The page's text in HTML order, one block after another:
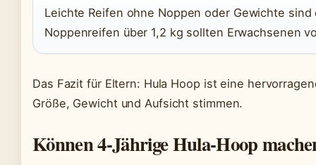
Leichte Reifen ohne Noppen oder Gewichte
Noppenreifen über 1,2 kg sollten Erwachsenen
Das Fazit für Eltern: Hula Hoop ist eine
Größe, Gewicht und Aufsicht stimmen.
Können 4-Jährige Hula-Hoop